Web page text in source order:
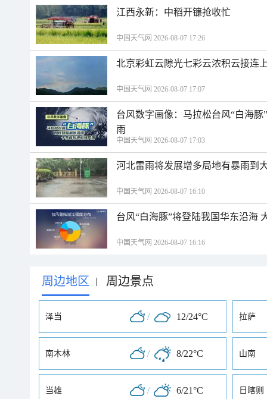
江西永新：中稻开镰抢收忙
中国天气网 2026-08-07 17:26
北京彩虹云隙光七彩云浓积云接连
中国天气网 2026-08-07 17:07
台风数字画像：马拉松台风“白海
雨
中国天气网 2026-08-07 17:03
河北雷雨将发展增多局地有暴雨到
中国天气网 2026-08-07 16:10
台风“白海豚”将登陆我国华东沿海
中国天气网 2026-08-07 16:16
周边地区 | 周边景点
泽当 / 12/24°C 拉萨
南木林 / 8/22°C 山南
当雄 / 6/21°C 日喀则